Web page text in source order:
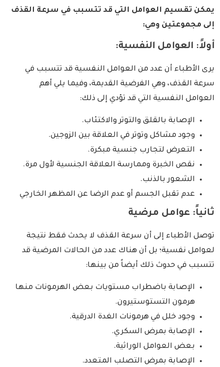
يمكن تقسيم العوامل التي قد تتسبب في سرعة القذف
إلى مجموعتين وهي:
أولاً: العوامل النفسية:
يرى الأطباء أن عدد من العوامل النفسية قد تتسبب في
سرعة القذف، وهي الفرضية القديمة، وفيما يلي أهم
العوامل النفسية التي قد تؤدي إلى ذلك:
الإصابة بالقلق والتوتر والاكتئاب.
وجود مشاكل وتوتر في العلاقة بين الزوجين.
التعرض لتجارب جنسية مبكرة.
نقص الخبرة وممارسة العلاقة الجنسية لأول مرة.
الشعور بالذنب.
عدم تقبل الجسم أو عدم الرضا عن المظهر الخارجي
ثانياً: عوامل مرضية
توصل الأطباء إلى أن سرعة القذف لا يحدث فقط نتيجة
لعوامل نفسية؛ بل أن هناك عدد من الحالات المرضية قد
تتسبب في حدوث ذلك أيضاً من بينها:
الإصابة باضطراب مستويات بعض الهرمونات منها
هرمون التستوستيرون.
وجود خلل في هرمونات الغدة الدرقية.
الإصابة بمرض السكري.
بعض العوامل الوراثية.
الإصابة بمرض التصلب المتعدد.